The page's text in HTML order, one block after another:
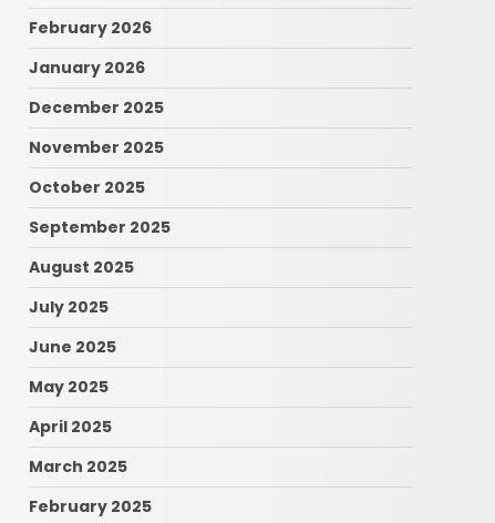
February 2026
January 2026
December 2025
November 2025
October 2025
September 2025
August 2025
July 2025
June 2025
May 2025
April 2025
March 2025
February 2025